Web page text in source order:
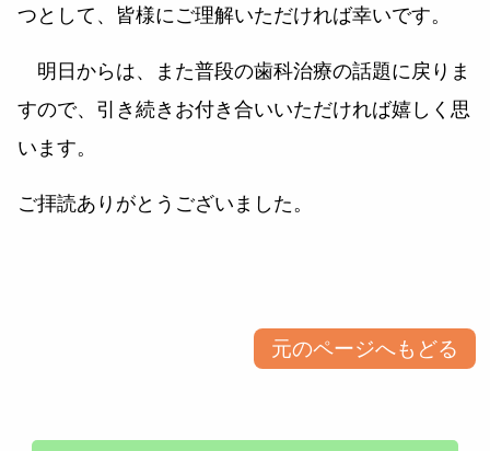
つとして、皆様にご理解いただければ幸いです。
明日からは、また普段の歯科治療の話題に戻りま
すので、引き続きお付き合いいただければ嬉しく思
います。
ご拝読ありがとうございました。​​​​​​​​​​​​​​​​
元のページへもどる